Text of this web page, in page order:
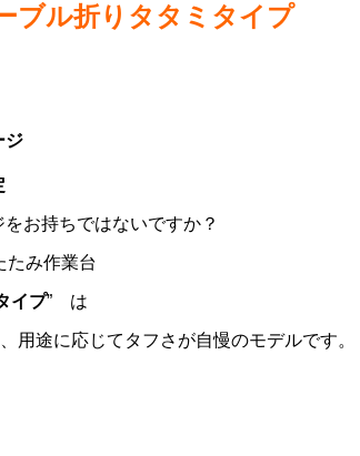
折りタタミタイプ
ジ
お持ちではないですか？
み作業台
イプ” は
用途に応じてタフさが自慢のモデルです。